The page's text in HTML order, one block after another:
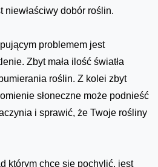
niewłaściwy dobór roślin.
problemem jest
Zbyt mała ilość światła
roślin. Z kolei zbyt
słoneczne może podnieść
i sprawić, że Twoje rośliny
którym chcę się pochylić, jest